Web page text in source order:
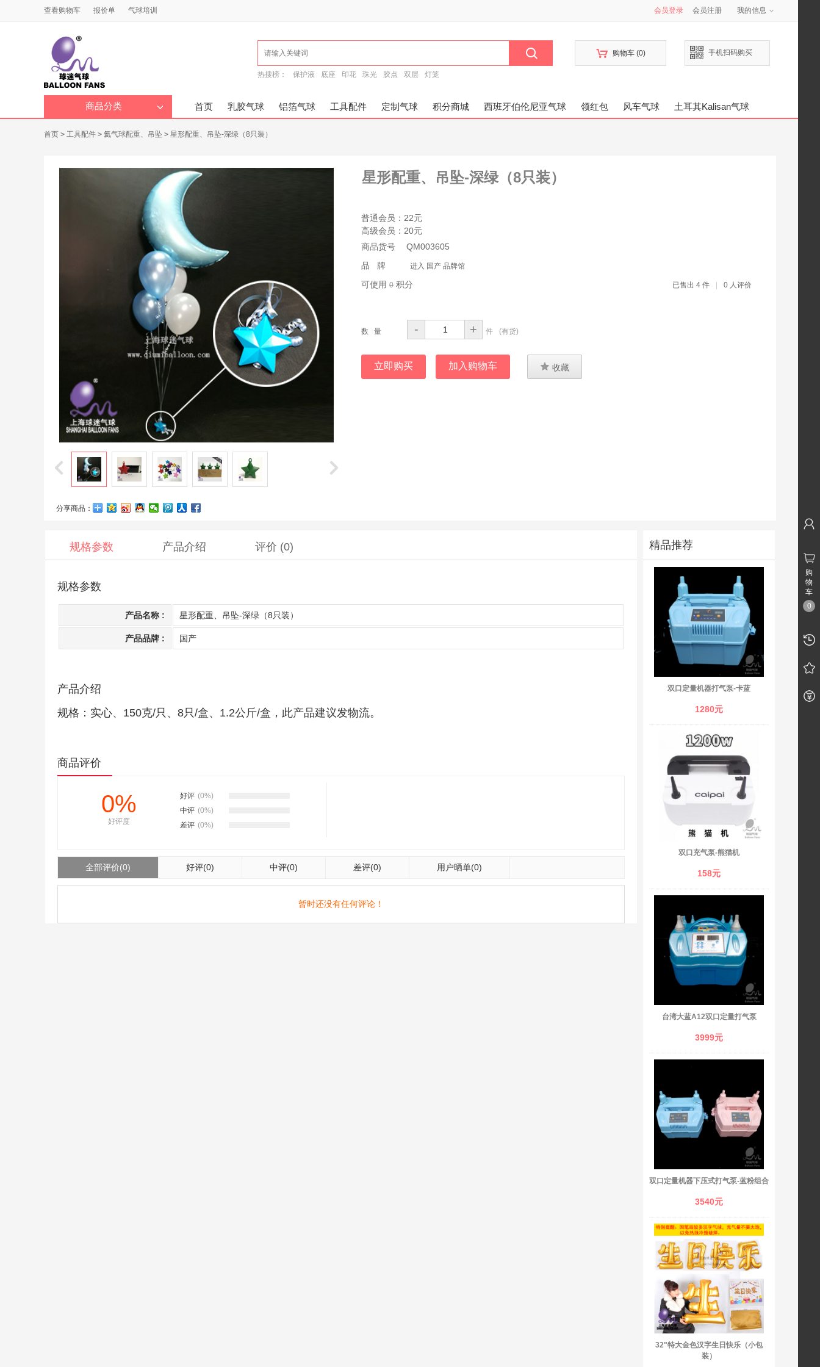
查看购物车 报价单 气球培训 我的信息
会员登录 会员注册
热搜榜： 保护液 底座 印花 珠光 胶点 双层 灯笼
手机扫码购买
 购物车 (0)
商品分类 首页 乳胶气球 铝箔气球 工具配件 定制气球 积分商城 西班牙伯伦尼亚气球 领红包 风车气球 土耳其Kalisan气球
首页 > 工具配件 > 氦气球配重、吊坠 > 星形配重、吊坠-深绿（8只装）
分享商品：
星形配重、吊坠-深绿（8只装）
普通会员： 22元
高级会员： 20元
已售出 4 件 0 人评价
商品货号
QM003605
品 牌
进入 国产 品牌馆
可使用 0 积分
数 量 - + 件 (有货)
立即购买 加入购物车  收藏
规格参数 产品介绍 评价 (0)
规格参数
产品名称 : 星形配重、吊坠-深绿（8只装）
产品品牌 : 国产
产品介绍
规格：实心、150克/只、8只/盒、1.2公斤/盒，此产品建议发物流。
商品评价
0%
好评度
好评 (0%)
中评 (0%)
差评 (0%)
全部评价(0) 好评(0) 中评(0) 差评(0) 用户晒单(0)
暂时还没有任何评论！
精品推荐
双口定量机器打气泵-卡蓝
1280元
双口充气泵-熊猫机
158元
台湾大蓝A12双口定量打气泵
3999元
双口定量机器下压式打气泵-蓝粉组合
3540元
32"特大金色汉字生日快乐（小包
装）
购
物
车
0